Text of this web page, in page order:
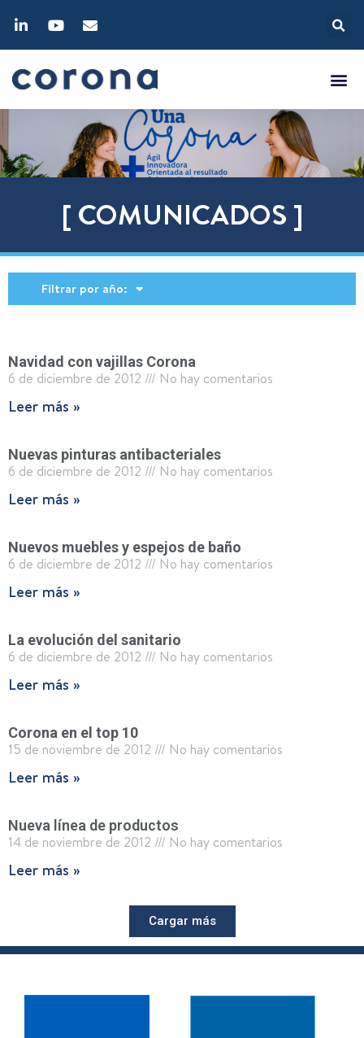
[ COMUNICADOS ]
Filtrar por año:
Navidad con vajillas Corona
6 de diciembre de 2012 No hay comentarios
Leer más »
Nuevas pinturas antibacteriales
6 de diciembre de 2012 No hay comentarios
Leer más »
Nuevos muebles y espejos de baño
6 de diciembre de 2012 No hay comentarios
Leer más »
La evolución del sanitario
6 de diciembre de 2012 No hay comentarios
Leer más »
Corona en el top 10
15 de noviembre de 2012 No hay comentarios
Leer más »
Nueva línea de productos
14 de noviembre de 2012 No hay comentarios
Leer más »
Cargar más